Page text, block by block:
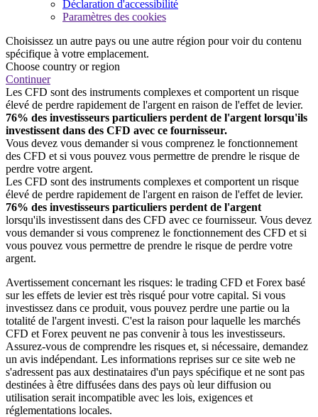
Déclaration d'accessibilité
Paramètres des cookies
Choisissez un autre pays ou une autre région pour voir du contenu
spécifique à votre emplacement.
Choose country or region
Continuer
Les CFD sont des instruments complexes et comportent un risque
élevé de perdre rapidement de l'argent en raison de l'effet de levier.
76% des investisseurs particuliers perdent de l'argent lorsqu'ils
investissent dans des CFD avec ce fournisseur.
Vous devez vous demander si vous comprenez le fonctionnement
des CFD et si vous pouvez vous permettre de prendre le risque de
perdre votre argent.
Les CFD sont des instruments complexes et comportent un risque
élevé de perdre rapidement de l'argent en raison de l'effet de levier.
76% des investisseurs particuliers perdent de l'argent
lorsqu'ils investissent dans des CFD avec ce fournisseur. Vous devez
vous demander si vous comprenez le fonctionnement des CFD et si
vous pouvez vous permettre de prendre le risque de perdre votre
argent.
Avertissement concernant les risques: le trading CFD et Forex basé
sur les effets de levier est très risqué pour votre capital. Si vous
investissez dans ce produit, vous pouvez perdre une partie ou la
totalité de l'argent investi. C'est la raison pour laquelle les marchés
CFD et Forex peuvent ne pas convenir à tous les investisseurs.
Assurez-vous de comprendre les risques et, si nécessaire, demandez
un avis indépendant. Les informations reprises sur ce site web ne
s'adressent pas aux destinataires d'un pays spécifique et ne sont pas
destinées à être diffusées dans des pays où leur diffusion ou
utilisation serait incompatible avec les lois, exigences et
réglementations locales.